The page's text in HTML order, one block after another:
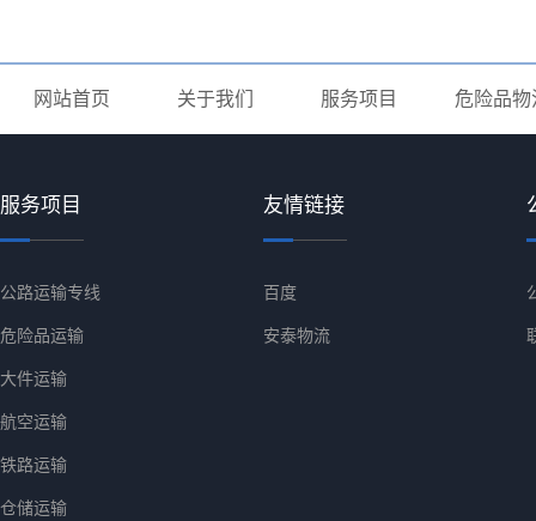
网站首页 关于我们 服务项目 危险品物
服务项目
公路运输专线
危险品运输
大件运输
航空运输
铁路运输
仓储运输
友情链接
百度
安泰物流